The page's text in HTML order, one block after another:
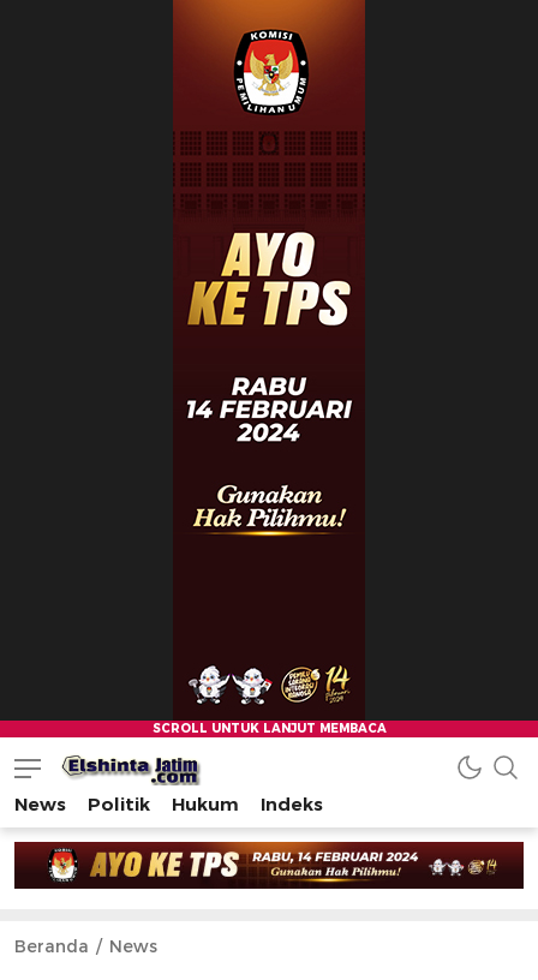
News Politik Hukum Indeks
Beranda News